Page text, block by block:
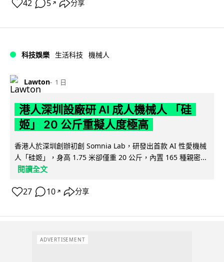
42 5 ↗ 分享
科技娛樂 生活科技 機械人
Lawton 1 日
港人深圳設廠研 AI 成人機械人 「硅
姬」 20 公斤重擬人度極高
香港人於深圳創辦初創 Somnia Lab，研發出首款 AI 性愛機械
人「硅姬」，身高 1.75 米卻僅重 20 公斤，內置 165 種親密...
閱讀全文
27 10 ↗ 分享
ADVERTISEMENT